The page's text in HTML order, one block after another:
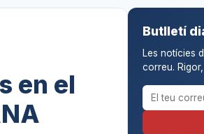
en el
Butlletí
Les notícies
correu.
Correu